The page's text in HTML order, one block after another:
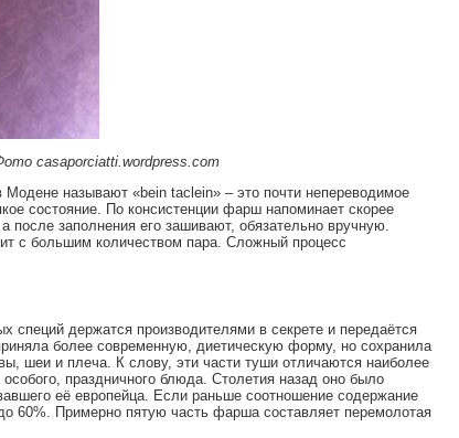
casaporciatti.wordpress.com
называют «bein taclein» – это почти непереводимое
состояние. По консистенции фарш напоминает скорее
заполнения его зашивают, обязательно вручную.
с большим количеством пара. Сложный процесс
держатся производителями в секрете и передаётся
более современную, диетическую форму, но сохранила
шеи и плеча. К слову, эти части туши отличаются наиболее
праздничного блюда. Столетия назад оно было
её европейца. Если раньше соотношение содержание
60%. Примерно пятую часть фарша составляет перемолотая